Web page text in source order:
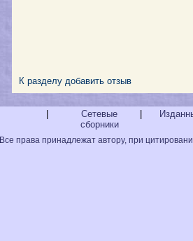
К разделу добавить отзыв
Сетевые
сборники
Все права принадлежат автору, при